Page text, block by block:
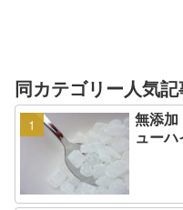
同カテゴリー人気
無添
ュー